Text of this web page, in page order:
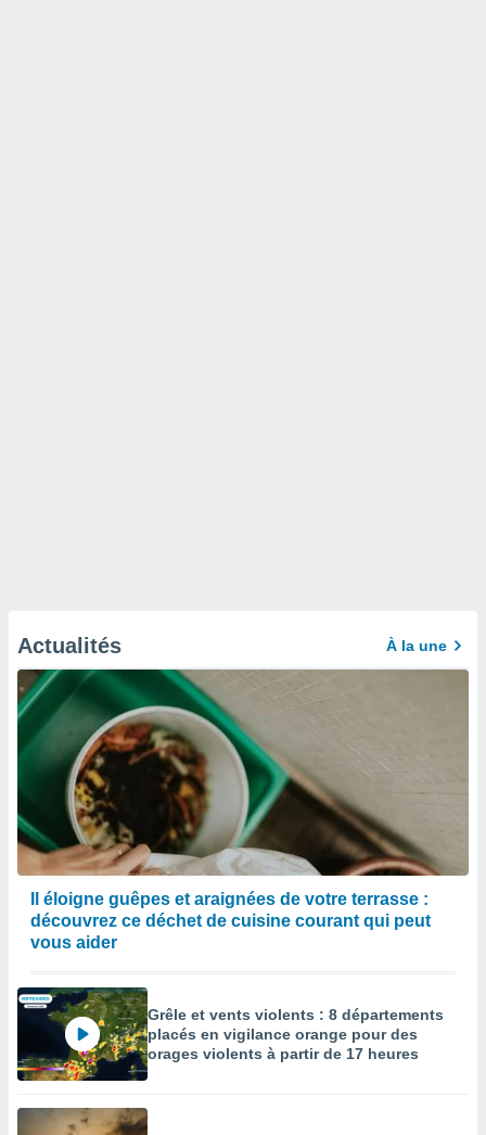
Actualités À la une
Il éloigne guêpes et araignées de votre terrasse :
découvrez ce déchet de cuisine courant qui peut
vous aider
Grêle et vents violents : 8 départements
placés en vigilance orange pour des
orages violents à partir de 17 heures